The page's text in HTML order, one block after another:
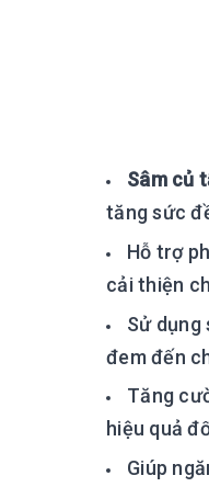
Sâm củ
tăng sức
Hỗ trợ
cải thiện
Sử dụng
đem đến
Tăng
hiệu quả
Giúp